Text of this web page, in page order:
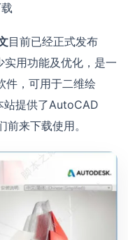
目前已经正式发布
用功能及优化，是一
件，可用于二维绘
站提供了AutoCAD
来下载使用。